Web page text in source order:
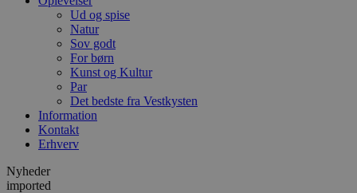
Ud og spise
Natur
Sov godt
For børn
Kunst og Kultur
Par
Det bedste fra Vestkysten
Information
Kontakt
Erhverv
Nyheder
imported